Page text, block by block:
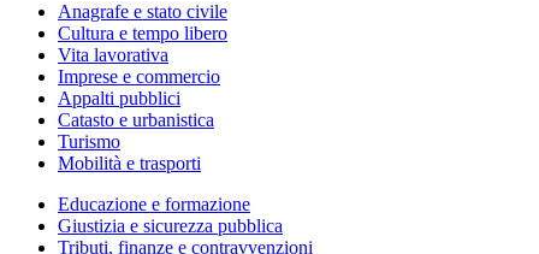
Anagrafe e stato civile
Cultura e tempo libero
Vita lavorativa
Imprese e commercio
Appalti pubblici
Catasto e urbanistica
Turismo
Mobilità e trasporti
Educazione e formazione
Giustizia e sicurezza pubblica
Tributi, finanze e contravvenzioni